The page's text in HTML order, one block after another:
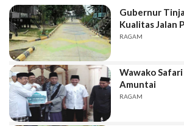
Gubernur
Kualitas Jalan
RAGAM
Wawako Safari
Amuntai
RAGAM